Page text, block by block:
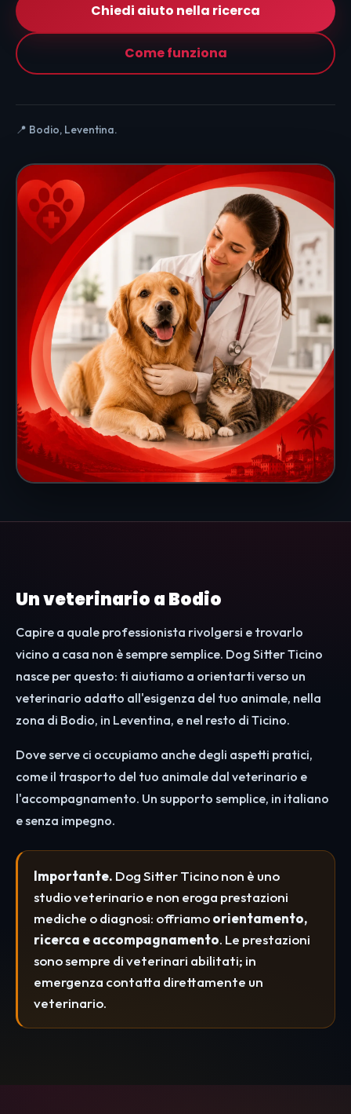
Chiedi aiuto nella ricerca
Come funziona
📍 Bodio, Leventina.
Un veterinario a Bodio
Capire a quale professionista rivolgersi e trovarlo
vicino a casa non è sempre semplice. Dog Sitter Ticino
nasce per questo: ti aiutiamo a orientarti verso un
veterinario adatto all'esigenza del tuo animale, nella
zona di Bodio, in Leventina, e nel resto di Ticino.
Dove serve ci occupiamo anche degli aspetti pratici,
come il trasporto del tuo animale dal veterinario e
l'accompagnamento. Un supporto semplice, in italiano
e senza impegno.
Importante. Dog Sitter Ticino non è uno
studio veterinario e non eroga prestazioni
mediche o diagnosi: offriamoorientamento,
ricerca e accompagnamento. Le prestazioni
sono sempre di veterinari abilitati; in
emergenza contatta direttamente un
veterinario.